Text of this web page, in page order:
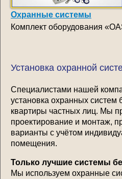
Охранные системы
Комплект оборудования
Установка охранной
Специалистами нашей
установка охранных систем
квартиры частных лиц. Мы
проектирование и монтаж,
варианты с учётом
помещения.
Только лучшие системы
Мы используем охранные